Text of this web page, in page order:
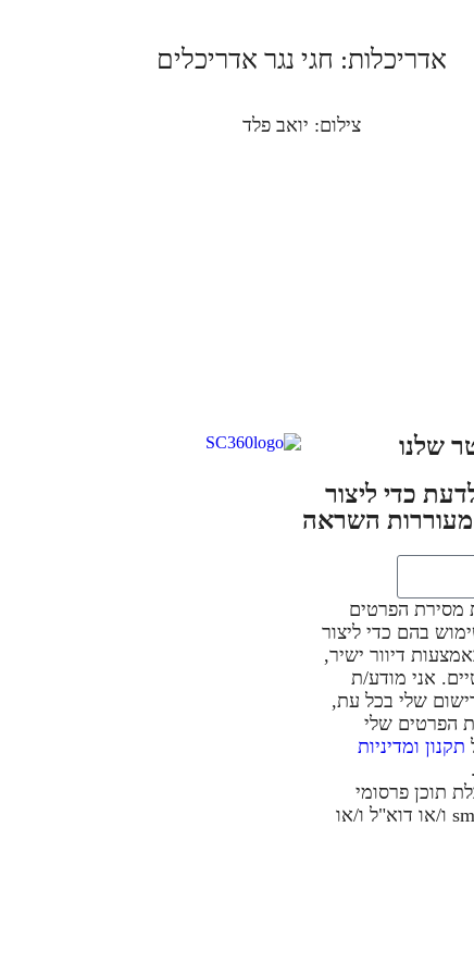
אדריכלות: חגי נגר אדריכלים
צילום: יואב פלד
שלנו
כדי ליצור
מעוררות השראה
הפרטים
בהם כדי ליצור
דיוור ישיר,
אני מודע/ת
שלי בכל עת,
הפרטים שלי
תקנון ומדיניות
.
תוכן פרסומי
באמצעות הודעות sms ו/או דוא"ל ו/או